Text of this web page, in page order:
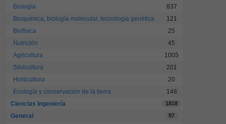
Biología
837
Bioquímica, biología molecular, tecnología genética
121
Biofísica
25
Nutrición
45
Agricultura
1005
Silvicultura
201
Horticultura
20
Ecología y conservación de la tierra
148
Ciencias Ingeniería
1818
General 97